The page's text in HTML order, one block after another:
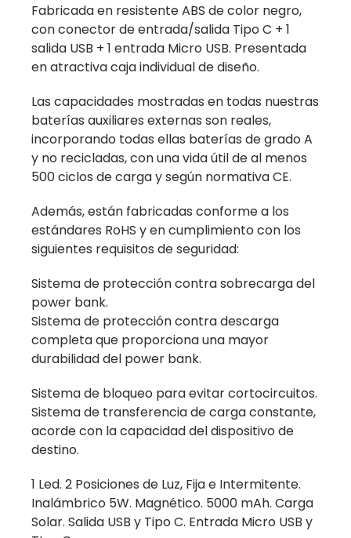
Fabricada en resistente ABS de color negro,
con conector de entrada/salida Tipo C + 1
salida USB + 1 entrada Micro USB. Presentada
en atractiva caja individual de diseño.
Las capacidades mostradas en todas nuestras
baterías auxiliares externas son reales,
incorporando todas ellas baterías de grado A
y no recicladas, con una vida útil de al menos
500 ciclos de carga y según normativa CE.
Además, están fabricadas conforme a los
estándares RoHS y en cumplimiento con los
siguientes requisitos de seguridad:
Sistema de protección contra sobrecarga del
power bank.
Sistema de protección contra descarga
completa que proporciona una mayor
durabilidad del power bank.
Sistema de bloqueo para evitar cortocircuitos.
Sistema de transferencia de carga constante,
acorde con la capacidad del dispositivo de
destino.
1 Led. 2 Posiciones de Luz, Fija e Intermitente.
Inalámbrico 5W. Magnético. 5000 mAh. Carga
Solar. Salida USB y Tipo C. Entrada Micro USB y